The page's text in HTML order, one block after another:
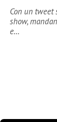
Con un
show,
e…